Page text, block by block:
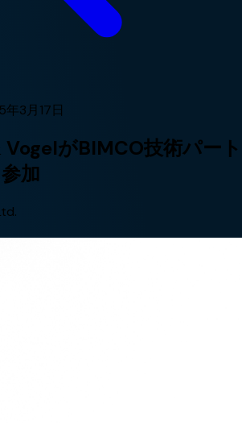
年3月17日
がBIMCO技術パート
加